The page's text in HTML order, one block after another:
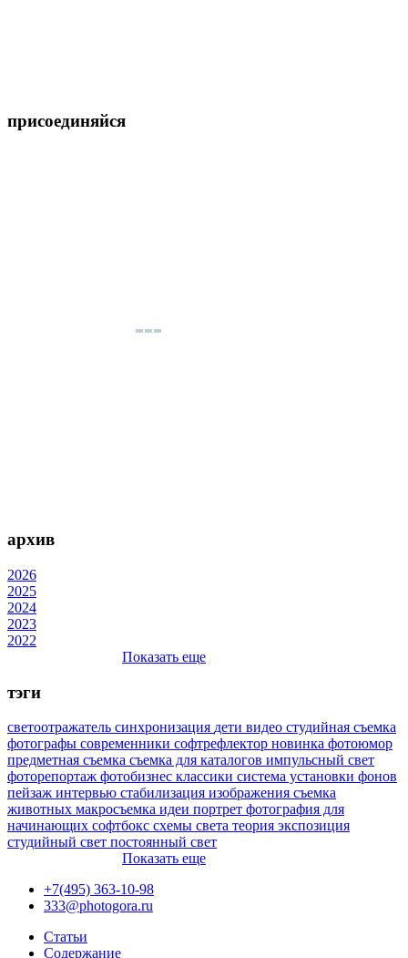
присоединяйся
архив
2026
2025
2024
2023
2022
Показать еще
тэги
светоотражатель синхронизация дети видео студийная съемка
фотографы современники софтрефлектор новинка фотоюмор
предметная съемка съемка для каталогов импульсный свет
фоторепортаж фотобизнес классики система установки фонов
пейзаж интервью стабилизация изображения съемка
животных макросъемка идеи портрет фотография для
начинающих софтбокс схемы света теория экспозиция
студийный свет постоянный свет
Показать еще
+7(495) 363-10-98
333@photogora.ru
Статьи
Содержание